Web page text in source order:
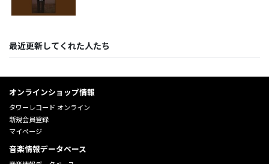
最近更新してくれた人たち
オンラインショップ情報
タワーレコード オンライン
新規会員登録
マイページ
音楽情報データベース